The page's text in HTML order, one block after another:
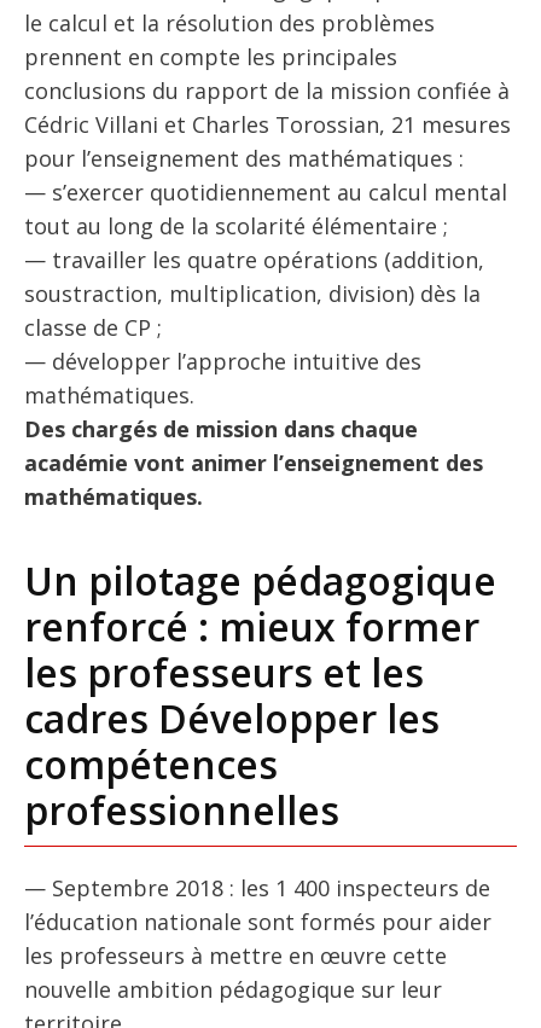
le calcul et la résolution des problèmes
prennent en compte les principales
conclusions du rapport de la mission confiée à
Cédric Villani et Charles Torossian, 21 mesures
pour l’enseignement des mathématiques :
— s’exercer quotidiennement au calcul mental
tout au long de la scolarité élémentaire ;
— travailler les quatre opérations (addition,
soustraction, multiplication, division) dès la
classe de CP ;
— développer l’approche intuitive des
mathématiques.
Des chargés de mission dans chaque
académie vont animer l’enseignement des
mathématiques.
Un pilotage pédagogique
renforcé : mieux former
les professeurs et les
cadres Développer les
compétences
professionnelles
— Septembre 2018 : les 1 400 inspecteurs de
l’éducation nationale sont formés pour aider
les professeurs à mettre en œuvre cette
nouvelle ambition pédagogique sur leur